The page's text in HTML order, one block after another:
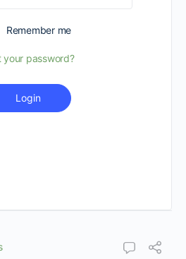
Remember me
your password?
Login